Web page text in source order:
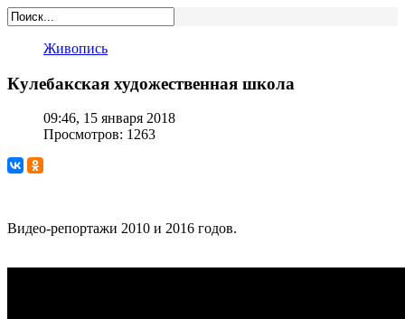
Живопись
Кулебакская художественная школа
09:46, 15 января 2018
Просмотров: 1263
Видео-репортажи 2010 и 2016 годов.